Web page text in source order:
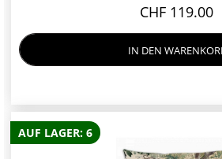
CHF 119.00
IN DEN
AUF LAGER: 6